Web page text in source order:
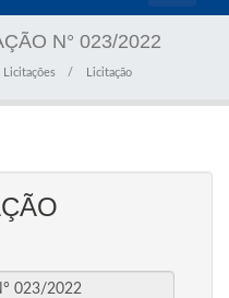
N° 023/2022
Licitações Licitação